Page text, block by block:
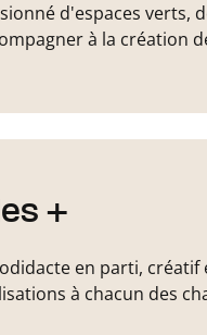
d'espaces verts,
à la création
+
en parti,
à chacun des